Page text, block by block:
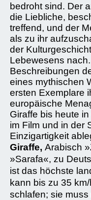
bedroht sind. Der
die Liebliche,
treffend, und der
als zu ihr
der
Lebewesens
Beschreibungen
eines mythischen
ersten Exemplare
europäische
Giraffe bis heute
im Film und in der
Einzigartigkeit
Giraffe, Arabisch
»Sarafa«, zu
ist das höchste
kann bis zu 35
schlafen; sie